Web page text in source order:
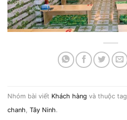
Nhóm bài viết Khách hàng và thuộc tag
chanh, Tây Ninh.